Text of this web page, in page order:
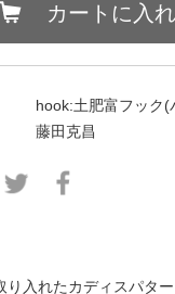
カートに入
hook:土肥富フック(
藤田克昌
入れたカディスパタ